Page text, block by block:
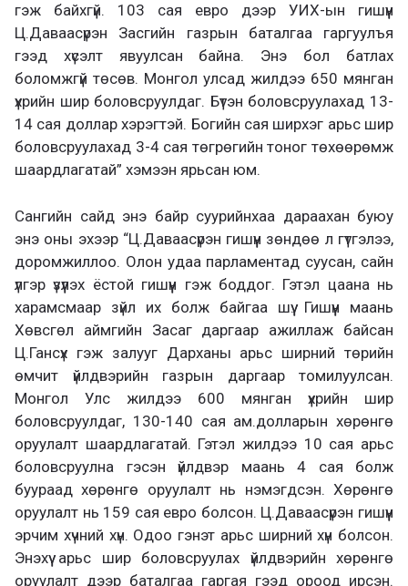
гэж байхгүй. 103 сая евро дээр УИХ-ын гишүүн
Ц.Даваасүрэн Засгийн газрын баталгаа гаргуулъя
гээд хүсэлт явуулсан байна. Энэ бол батлах
боломжгүй төсөв. Монгол улсад жилдээ 650 мянган
үхрийн шир боловсруулдаг. Бүтэн боловсруулахад 13-
14 сая доллар хэрэгтэй. Богийн сая ширхэг арьс шир
боловсруулахад 3-4 сая төгрөгийн тоног төхөөрөмж
шаардлагатай” хэмээн ярьсан юм.
Сангийн сайд энэ байр суурийнхаа дараахан буюу
энэ оны эхээр “Ц.Даваасүрэн гишүүн зөндөө л гүтгэлээ,
доромжиллоо. Олон удаа парламентад суусан, сайн
үлгэр үзүүлэх ёстой гишүүн гэж боддог. Гэтэл цаана нь
харамсмаар зүйл их болж байгаа шүү. Гишүүн маань
Хөвсгөл аймгийн Засаг даргаар ажиллаж байсан
Ц.Гансүх гэж залууг Дарханы арьс ширний төрийн
өмчит үйлдвэрийн газрын даргаар томилуулсан.
Монгол Улс жилдээ 600 мянган үхрийн шир
боловсруулдаг, 130-140 сая ам.долларын хөрөнгө
оруулалт шаардлагатай. Гэтэл жилдээ 10 сая арьс
боловсруулна гэсэн үйлдвэр маань 4 сая болж
буураад хөрөнгө оруулалт нь нэмэгдсэн. Хөрөнгө
оруулалт нь 159 сая евро болсон. Ц.Даваасүрэн гишүүн
эрчим хүчний хүн. Одоо гэнэт арьс ширний хүн болсон.
Энэхүү арьс шир боловсруулах үйлдвэрийн хөрөнгө
оруулалт дээр баталгаа гаргая гээд ороод ирсэн.